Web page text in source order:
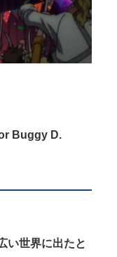
Buggy D.
い世界に出たと